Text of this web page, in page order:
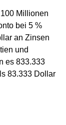
Millionen
bei 5 %
an Zinsen
und
es 833.333
83.333 Dollar